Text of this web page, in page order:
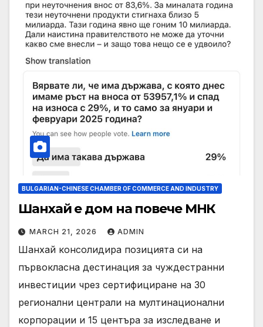
BULGARIAN-CHINESE CHAMBER OF COMMERCE AND INDUSTRY
Шанхай е дом на повече МНК
MARCH 21, 2026 ADMIN
Шанхай консолидира позицията си на
първокласна дестинация за чуждестранни
инвестиции чрез сертифициране на 30
регионални централи на мултинационални
корпорации и 15 центъра за изследване и